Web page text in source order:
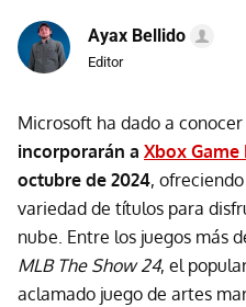
Ayax Bellido
Editor
Microsoft ha dado a conocer
incorporarán a Xbox Game
octubre de 2024,
variedad de títulos para
nube. Entre los juegos más
MLB The Show 24, el
aclamado juego de artes